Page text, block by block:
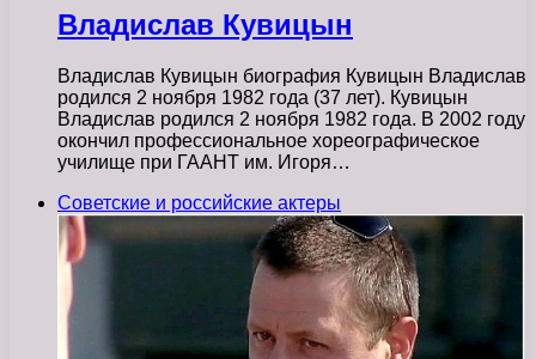
Владислав Кувицын
Владислав Кувицын биография Кувицын Владислав
родился 2 ноября 1982 года (37 лет). Кувицын
Владислав родился 2 ноября 1982 года. В 2002 году
окончил профессиональное хореографическое
училище при ГААНТ им. Игоря…
Советские и российские актеры